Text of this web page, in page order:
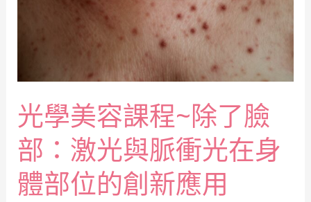
光學美容課程~除了臉
部：激光與脈衝光在身
體部位的創新應用